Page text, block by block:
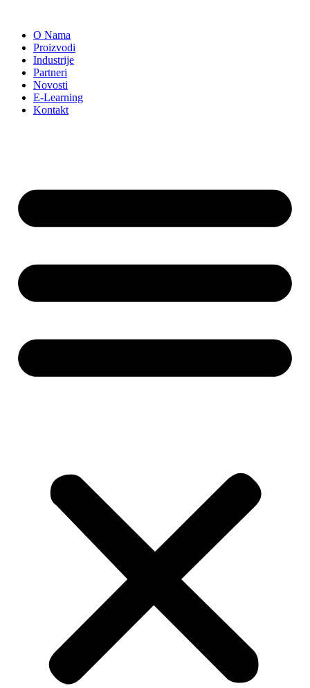
садржајO Nama
Proizvodi
Industrije
Partneri
Novosti
E-Learning
Kontakt